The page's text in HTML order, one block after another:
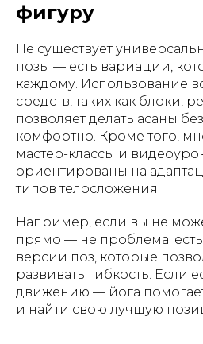
фигуру
Не существует
позы — есть вариации,
каждому. Использование
средств, таких как блоки,
позволяет делать асаны
комфортно. Кроме того,
мастер-классы и
ориентированы на
типов телосложения.
Например, если вы не
прямо — не проблема:
версии поз, которые
развивать гибкость. Если
движению — йога
и найти свою лучшую